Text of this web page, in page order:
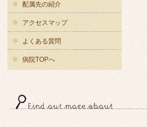
配属先の紹介
アクセスマップ
よくある質問
病院TOPへ